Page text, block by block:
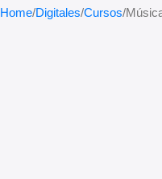
Home Digitales Cursos